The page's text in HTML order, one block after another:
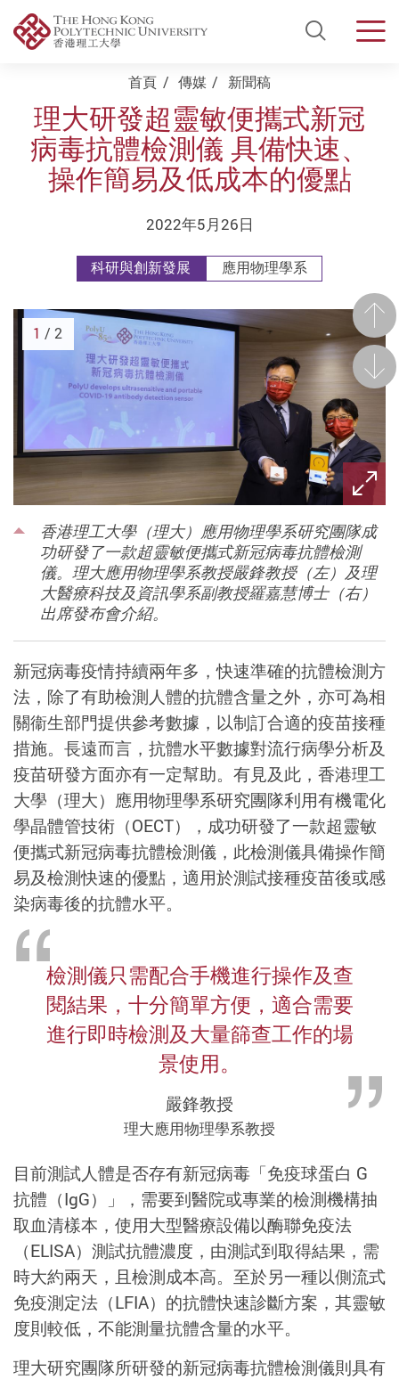
Open
Start main content首頁 傳媒 新聞稿
理大研發超靈敏便攜式新冠
病毒抗體檢測儀 具備快速、
操作簡易及低成本的優點
2022年5月26日
科研與創新發展 應用物理學系
前
香港理工大學（理大）應用物理學系研究團隊成
功研發了一款超靈敏便攜式新冠病毒抗體檢測
儀。理大應用物理學系教授嚴鋒教授（左）及理
大醫療科技及資訊學系副教授羅嘉慧博士（右）
出席發布會介紹。
後一
1 / 2
新冠病毒疫情持續兩年多，快速準確的抗體檢測方
法，除了有助檢測人體的抗體含量之外，亦可為相
關衞生部門提供參考數據，以制訂合適的疫苗接種
措施。長遠而言，抗體水平數據對流行病學分析及
疫苗研發方面亦有一定幫助。有見及此，香港理工
大學（理大）應用物理學系研究團隊利用有機電化
學晶體管技術（OECT），成功研發了一款超靈敏
便攜式新冠病毒抗體檢測儀，此檢測儀具備操作簡
易及檢測快速的優點，適用於測試接種疫苗後或感
染病毒後的抗體水平。
檢測儀只需配合手機進行操作及查
閱結果，十分簡單方便，適合需要
進行即時檢測及大量篩查工作的場
景使用。
嚴鋒教授
理大應用物理學系教授
目前測試人體是否存有新冠病毒「免疫球蛋白 G
抗體（IgG）」，需要到醫院或專業的檢測機構抽
取血清樣本，使用大型醫療設備以酶聯免疫法
（ELISA）測試抗體濃度，由測試到取得結果，需
時大約兩天，且檢測成本高。至於另一種以側流式
免疫測定法（LFIA）的抗體快速診斷方案，其靈敏
度則較低，不能測量抗體含量的水平。
理大研究團隊所研發的新冠病毒抗體檢測儀則具有